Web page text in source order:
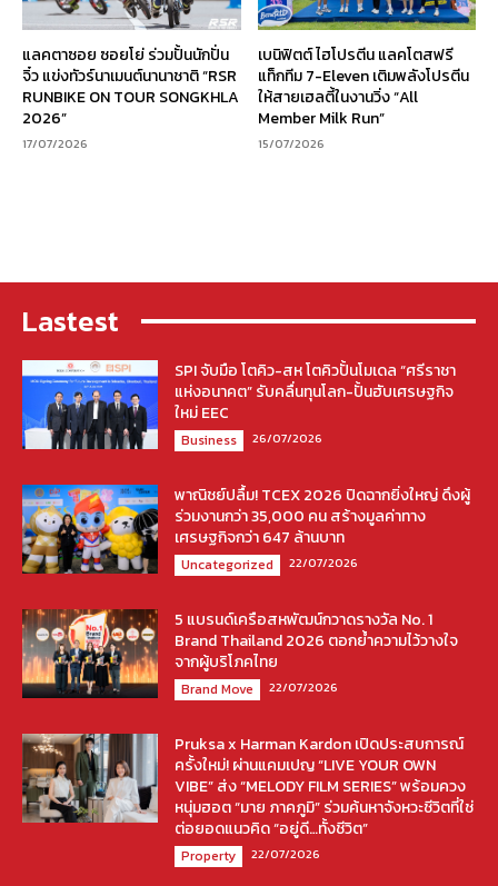
แลคตาซอย ซอยโย่ ร่วมปั้นนักปั่น
จิ๋ว แข่งทัวร์นาเมนต์นานาชาติ “RSR
RUNBIKE ON TOUR SONGKHLA
2026”
17/07/2026
เบนิฟิตต์ ไฮโปรตีน แลคโตสฟรี
แท็กทีม 7-Eleven เติมพลังโปรตีน
ให้สายเฮลตี้ในงานวิ่ง “All
Member Milk Run”
15/07/2026
Lastest
SPI จับมือ โตคิว-สห โตคิวปั้นโมเดล “ศรีราชา
แห่งอนาคต” รับคลื่นทุนโลก-ปั้นฮับเศรษฐกิจ
ใหม่ EEC
Business 26/07/2026
พาณิชย์ปลื้ม! TCEX 2026 ปิดฉากยิ่งใหญ่ ดึงผู้
ร่วมงานกว่า 35,000 คน สร้างมูลค่าทาง
เศรษฐกิจกว่า 647 ล้านบาท
Uncategorized 22/07/2026
5 แบรนด์เครือสหพัฒน์กวาดรางวัล No. 1
Brand Thailand 2026 ตอกย้ำความไว้วางใจ
จากผู้บริโภคไทย
Brand Move 22/07/2026
Pruksa x Harman Kardon เปิดประสบการณ์
ครั้งใหม่! ผ่านแคมเปญ “LIVE YOUR OWN
VIBE” ส่ง “MELODY FILM SERIES” พร้อมควง
หนุ่มฮอต “มาย ภาคภูมิ” ร่วมค้นหาจังหวะชีวิตที่ใช่
ต่อยอดแนวคิด “อยู่ดี…ทั้งชีวิต”
Property 22/07/2026